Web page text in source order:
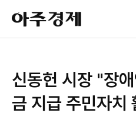
아
주
경
신동헌 시장 "장
금 지급 주민자치